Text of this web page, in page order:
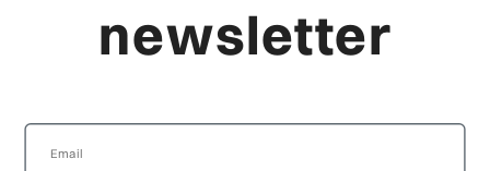
Viceroy
SERVICIO TÉCNICO OFICIAL
ZONA DISTRIBUIDOR
Producto
ENVÍOS Y ENTREGAS
newsletter